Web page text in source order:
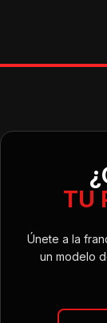
TU
Únete a la
un modelo